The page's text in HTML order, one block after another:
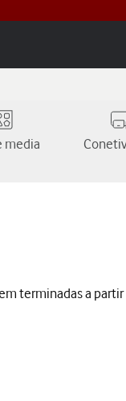
media
terminadas a